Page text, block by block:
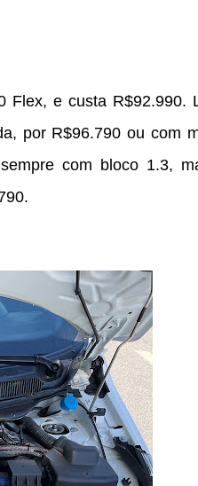
Flex, e custa R$92.990.
por R$96.790 ou com
com bloco 1.3,